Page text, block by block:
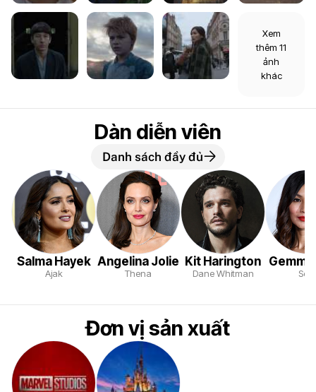
Xem
thêm 11
ảnh
khác
Dàn diễn viên
Danh sách đầy đủ
Salma Hayek
Ajak
Angelina Jolie
Thena
Kit Harington
Dane Whitman Sersi
Đơn vị sản xuất